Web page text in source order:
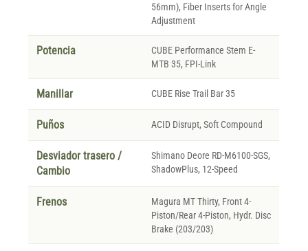
56mm), Fiber Inserts for Angle
Adjustment
Potencia
CUBE Performance Stem E-
MTB 35, FPI-Link
Manillar CUBE Rise Trail Bar 35
Puños ACID Disrupt, Soft Compound
Desviador trasero /
Cambio
Shimano Deore RD-M6100-SGS,
ShadowPlus, 12-Speed
Frenos
Magura MT Thirty, Front 4-
Piston/Rear 4-Piston, Hydr. Disc
Brake (203/203)